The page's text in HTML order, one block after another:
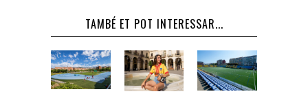
TAMBÉ ET POT INTERESSAR...